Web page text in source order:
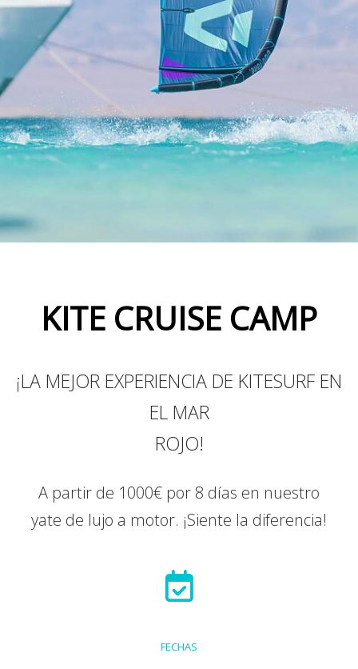
KITE CRUISE CAMP
¡LA MEJOR EXPERIENCIA DE KITESURF EN
EL MAR
ROJO!
A partir de 1000€ por 8 días en nuestro
yate de lujo a motor. ¡Siente la diferencia!
FECHAS